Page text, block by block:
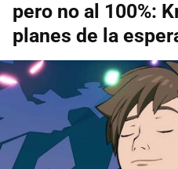
pero no al 100%:
planes de la